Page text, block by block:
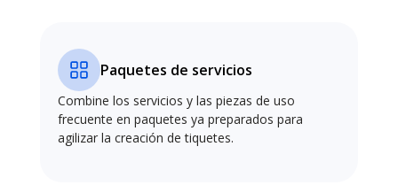
Paquetes de servicios
Combine los servicios y las piezas de uso
frecuente en paquetes ya preparados para
agilizar la creación de tiquetes.